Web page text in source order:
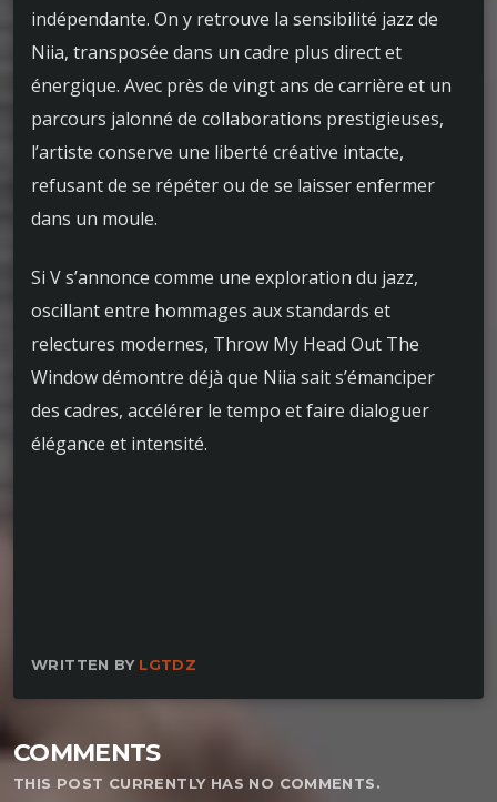
indépendante. On y retrouve la sensibilité jazz de
Niia, transposée dans un cadre plus direct et
énergique. Avec près de vingt ans de carrière et un
parcours jalonné de collaborations prestigieuses,
l’artiste conserve une liberté créative intacte,
refusant de se répéter ou de se laisser enfermer
dans un moule.
Si V s’annonce comme une exploration du jazz,
oscillant entre hommages aux standards et
relectures modernes, Throw My Head Out The
Window démontre déjà que Niia sait s’émanciper
des cadres, accélérer le tempo et faire dialoguer
élégance et intensité.
WRITTEN BY LGTDZ
COMMENTS
THIS POST CURRENTLY HAS NO COMMENTS.